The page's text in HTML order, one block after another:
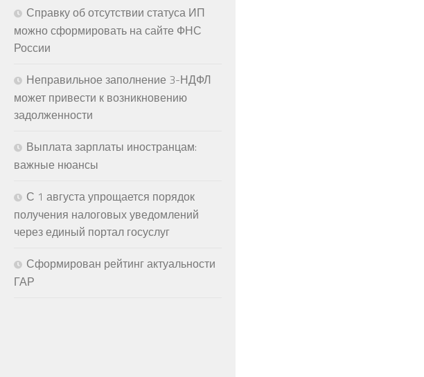
Справку об отсутствии статуса ИП
можно сформировать на сайте ФНС
России
Неправильное заполнение 3-НДФЛ
может привести к возникновению
задолженности
Выплата зарплаты иностранцам:
важные нюансы
С 1 августа упрощается порядок
получения налоговых уведомлений
через единый портал госуслуг
Сформирован рейтинг актуальности
ГАР